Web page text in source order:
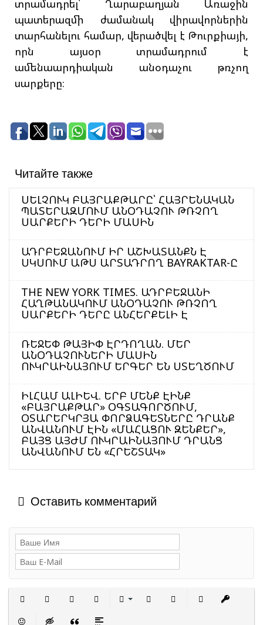
տրամադրել՝ Ղարաբաղյան Առաջին
պատերազմի ժամանակ վիրավորներին
տարհանելու համար, վերածվել է Թուրքիայի,
որն այսօր տրամադրում է
ամենաարդիական անօդաչու թռչող
սարքերը։
Читайте также
ՍԵԼՉՈՒԿ ԲԱՅՐԱՔԹԱՐԸ՝ ՀԱՅՐԵՆԱԿԱՆ
ՊԱՏԵՐԱԶՄՈՒՄ ԱՆՕԴԱՉՈՒ ԹՌՉՈՂ
ՍԱՐՔԵՐԻ ԴԵՐԻ ՄԱՍԻՆ
ԱԴՐԲԵՋԱՆՈՒՄ ԻՐ ԱՇԽԱՏԱՆՔՆ Է
ՍԿՍՈՒՄ ԱԹՍ ԱՐՏԱԴՐՈՂ BAYRAKTAR-Ը
THE NEW YORK TIMES. ԱԴՐԲԵՋԱՆԻ
ՀԱՂԹԱՆԱԿՈՒՄ ԱՆՕԴԱՉՈՒ ԹՌՉՈՂ
ՍԱՐՔԵՐԻ ԴԵՐԸ ԱՆՀԵՐՔԵԼԻ Է
ՌԵՋԵՓ ԹԱՅԻՓ ԷՐԴՈՂԱՆ. ՄԵՐ
ԱՆՕԴԱՉՈՒՆԵՐԻ ՄԱՍԻՆ
ՈՒԿՐԱԻՆԱՅՈՒՄ ԵՐԳԵՐ ԵՆ ՍՏԵՂԾՈՒՄ
ԻԼՀԱՄ ԱԼԻԵՎ. ԵՐԲ ՄԵՆՔ ԷԻՆՔ
«ԲԱՅՐԱՔԹԱՐ» ՕԳՏԱԳՈՐԾՈՒՄ,
ՕՏԱՐԵՐԿՐՅԱ ՓՈՐՁԱԳԵՏՆԵՐԸ ԴՐԱՆՔ
ԱՆՎԱՆՈՒՄ ԷԻՆ «ՄԱՀԱՑՈՒ ԶԵՆՔԵՐ»,
ԲԱՅՑ ԱՅԺՄ ՈՒԿՐԱԻՆԱՅՈՒՄ ԴՐԱՆՑ
ԱՆՎԱՆՈՒՄ ԵՆ «ՀՐԵՇՏԱԿ»
Оставить комментарий
Полужирный Подчеркнутый